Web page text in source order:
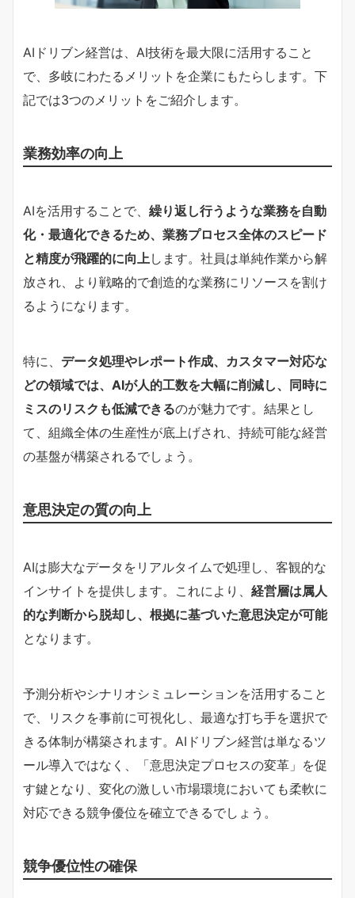
AIドリブン経営は、AI技術を最大限に活用すること
で、多岐にわたるメリットを企業にもたらします。下
記では3つのメリットをご紹介します。
業務効率の向上
AIを活用することで、 繰り返し行うような業務を自動
化・最適化できるため、業務プロセス全体のスピード
と精度が飛躍的に向上します。社員は単純作業から解
放され、より戦略的で創造的な業務にリソースを割け
るようになります。
特に、 データ処理やレポート作成、カスタマー対応な
どの領域では、AIが人的工数を大幅に削減し、同時に
ミスのリスクも低減できるのが魅力です。結果とし
て、組織全体の生産性が底上げされ、持続可能な経営
の基盤が構築されるでしょう。
意思決定の質の向上
AIは膨大なデータをリアルタイムで処理し、客観的な
インサイトを提供します。これにより、 経営層は属人
的な判断から脱却し、根拠に基づいた意思決定が可能
となります。
予測分析やシナリオシミュレーションを活用すること
で、リスクを事前に可視化し、最適な打ち手を選択で
きる体制が構築されます。AIドリブン経営は単なるツ
ール導入ではなく、「意思決定プロセスの変革」を促
す鍵となり、変化の激しい市場環境においても柔軟に
対応できる競争優位を確立できるでしょう。
競争優位性の確保